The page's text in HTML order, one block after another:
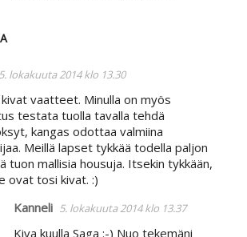
5. lokakuuta 2014 klo 13.30
vaatteet. Minulla on myös
testata tuolla tavalla tehdä
kangas odottaa valmiina
Meillä lapset tykkää todella paljon
tuon mallisia housuja. Itsekin tykkään,
ovat tosi kivat. :)
Kanneli 5. lokakuuta 2014 klo 13.37
Kiva kuulla Saga :-) Nuo tekemäni